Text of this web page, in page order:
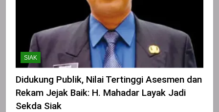
SIAK
Didukung Publik, Nilai Tertinggi Asesmen dan
Rekam Jejak Baik: H. Mahadar Layak Jadi
Sekda Siak